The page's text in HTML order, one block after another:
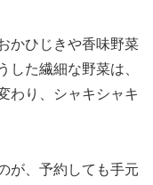
かひじきや香味野菜
した繊細な野菜は、
わり、シャキシャキ
が、予約しても手元